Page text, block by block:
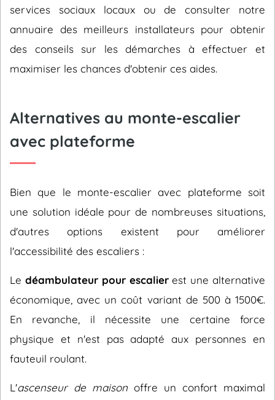
services sociaux locaux ou de consulter notre
annuaire des meilleurs installateurs pour obtenir
des conseils sur les démarches à effectuer et
maximiser les chances d'obtenir ces aides.
Alternatives au monte-escalier
avec plateforme
Bien que le monte-escalier avec plateforme soit
une solution idéale pour de nombreuses situations,
d'autres options existent pour améliorer
l'accessibilité des escaliers :
Le déambulateur pour escalierest une alternative
économique, avec un coût variant de 500 à 1500€.
En revanche, il nécessite une certaine force
physique et n'est pas adapté aux personnes en
fauteuil roulant.
L'ascenseur de maison offre un confort maximal